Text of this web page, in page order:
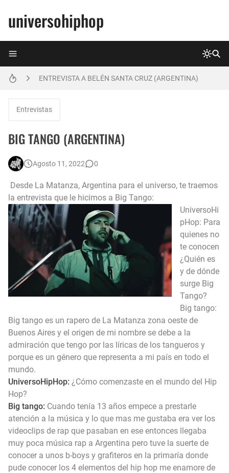
universohiphop
La marca Tiro de Gracia finalmente es de Juan Sativo
ENTREVISTA A BELÉN SANTA CRUZ (ARGENTINA)
ENTREVISTA A JUAN DATA
Entrevista a Rapsodia
Entrevista a Chavo Ruiz
ENTREVISTA A FAKRAP (ARGENTINA)
ENTREVISA A OUCLASS (CHILE)
Entrevistas
BIG TANGO (ARGENTINA)
Agosto 11, 2022 0
Desde La Matanza, Argentina para el universo, te traemos
la entrevista que le hicimos a Big Tango:
UniversoHi
pHop: Para
quienes no
te conocen
¿Quién es
y de dónde
surge Big
Tango?
Big tango:
Big tango es un rapero de La Matanza zona oeste de
Buenos Aires y el origen de mi nombre se debe a la
admiración que tengo por las líricas de los tangueros y
porque es un género que representa a mi país en todo el
mundo.
UniversoHipHop: ¿Cómo comenzaste en el mundo del Hip
Hop?
Big tango: Cuando tenía 13 años empece a prestarle
atención a la música y lo que mas me gustaba era ver los
videoclips de rap que pasaban en ese entonces llegaba
muy poca música rap a Argentina pero tuve la suerte de
conocer a unos b-boys y grafiteros en la primaría donde
pude conocer los 4 elementos del hip hop me enamore de